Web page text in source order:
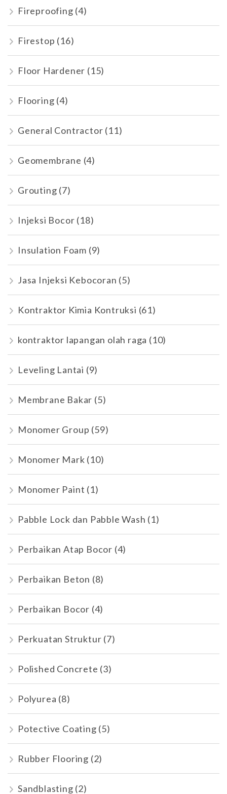
Fireproofing (4)
Firestop (16)
Floor Hardener (15)
Flooring (4)
General Contractor (11)
Geomembrane (4)
Grouting (7)
Injeksi Bocor (18)
Insulation Foam (9)
Jasa Injeksi Kebocoran (5)
Kontraktor Kimia Kontruksi (61)
kontraktor lapangan olah raga (10)
Leveling Lantai (9)
Membrane Bakar (5)
Monomer Group (59)
Monomer Mark (10)
Monomer Paint (1)
Pabble Lock dan Pabble Wash (1)
Perbaikan Atap Bocor (4)
Perbaikan Beton (8)
Perbaikan Bocor (4)
Perkuatan Struktur (7)
Polished Concrete (3)
Polyurea (8)
Potective Coating (5)
Rubber Flooring (2)
Sandblasting (2)